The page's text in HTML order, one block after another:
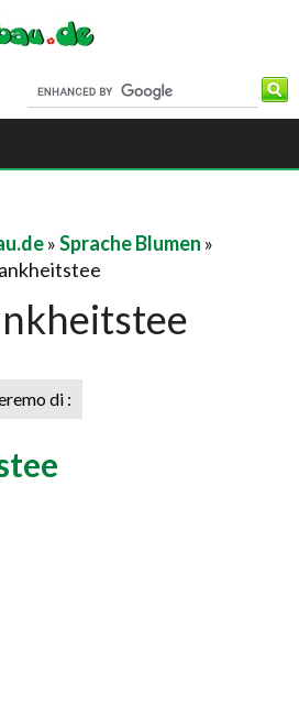
»Sprache Blumen »
di :